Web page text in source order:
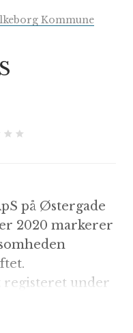
Kommune
på Østergade
2020 markerer
registeret under